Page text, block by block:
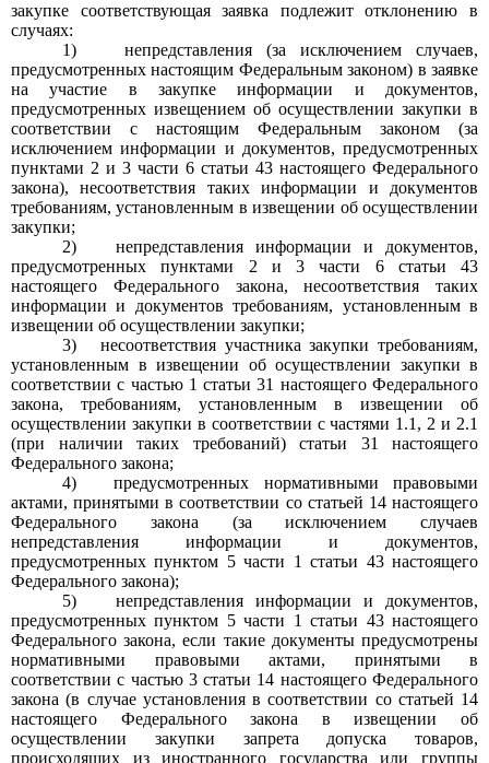
закупке соответствующая заявка подлежит отклонению в
случаях:
1)
непредставления (за исключением случаев,
предусмотренных настоящим Федеральным законом) в заявке
на участие в закупке информации и документов,
предусмотренных извещением об осуществлении закупки в
соответствии с настоящим Федеральным законом (за
исключением информации и документов, предусмотренных
пунктами 2 и 3 части 6 статьи 43 настоящего Федерального
закона), несоответствия таких информации и документов
требованиям, установленным в извещении об осуществлении
закупки;
2)
непредставления информации и документов,
предусмотренных пунктами 2 и 3части 6 статьи 43
настоящего Федерального закона, несоответствия таких
информации и документов требованиям, установленным в
извещении об осуществлении закупки;
3)
несоответствия участника закупки требованиям,
установленным в извещении об осуществлении закупки в
соответствии с частью 1статьи31 настоящего Федерального
закона, требованиям, установленным в извещении об
осуществлении закупки в соответствии с частями 1.1, 2и 2.1
(при наличии таких требований) статьи 31 настоящего
Федерального закона;
4)
предусмотренных нормативными правовыми
актами, принятыми в соответствии со статьей 14настоящего
Федерального закона (за исключением случаев
непредставления информации и документов,
предусмотренных пунктом 5части 1статьи 43настоящего
Федерального закона);
5)
непредставления информации и документов,
предусмотренных пунктом 5части 1статьи 43настоящего
Федерального закона, если такие документы предусмотрены
нормативными правовыми актами, принятыми в
соответствии с частью 3статьи 14 настоящего Федерального
закона (в случае установления в соответствии со статьей 14
настоящего Федерального закона в извещении об
осуществлении закупки запрета допуска товаров,
происходящих из иностранного государства или группы